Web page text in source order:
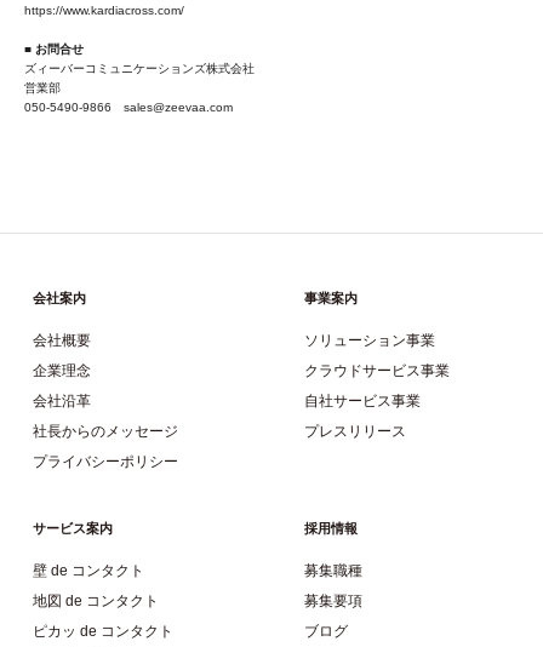
https://www.kardiacross.com/
■ お問合せ
ズィーバーコミュニケーションズ株式会社
営業部
050-5490-9866 sales@zeevaa.com
会社案内
会社概要
企業理念
会社沿革
社長からのメッセージ
プライバシーポリシー
事業案内
ソリューション事業
クラウドサービス事業
自社サービス事業
プレスリリース
サービス案内
壁 de コンタクト
地図 de コンタクト
ピカッ de コンタクト
採用情報
募集職種
募集要項
ブログ